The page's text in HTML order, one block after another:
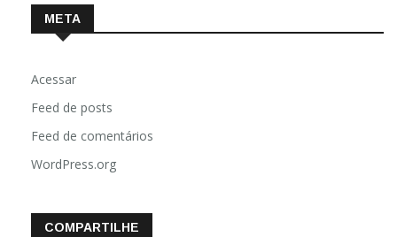
META
Acessar
Feed de posts
Feed de comentários
WordPress.org
COMPARTILHE